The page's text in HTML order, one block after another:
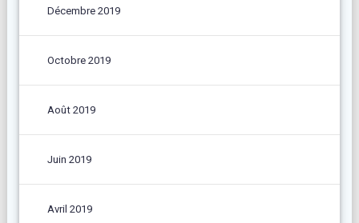
Décembre 2019
Octobre 2019
Août 2019
Juin 2019
Avril 2019